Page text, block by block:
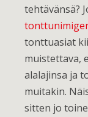
tehtävänsä?
tonttuasiat
muistettava,
alalajinsa ja
muitakin.
sitten jo